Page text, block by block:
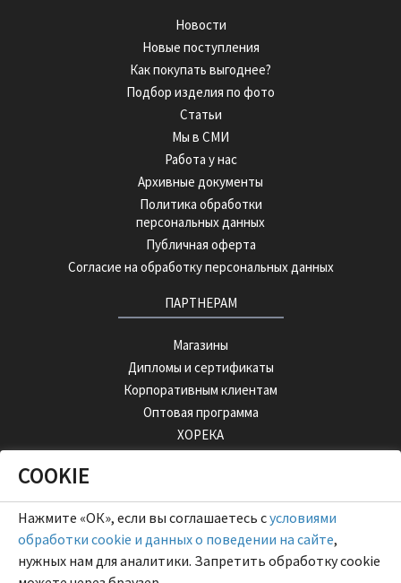
Новости
Новые поступления
Как покупать выгоднее?
Подбор изделия по фото
Статьи
Мы в СМИ
Работа у нас
Архивные документы
Политика обработки
персональных данных
Публичная оферта
Согласие на обработку персональных данных
ПАРТНЕРАМ
Магазины
Дипломы и сертификаты
Корпоративным клиентам
Оптовая программа
ХОРЕКА
ОПТОВЫЙ ПОРТАЛ
COOKIE
Нажмите «ОК», если вы соглашаетесь сусловиями
обработки cookie и данных о поведении на сайте,
нужных нам для аналитики. Запретить обработку cookie